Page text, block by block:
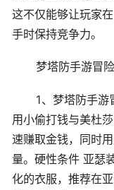
这不仅能够让玩家
手时保持竞争力。
梦塔防手游冒
1、梦塔防手
用小偷打钱与美杜
速赚取金钱，同时
量。硬性条件 亚瑟
化的衣服，推荐在